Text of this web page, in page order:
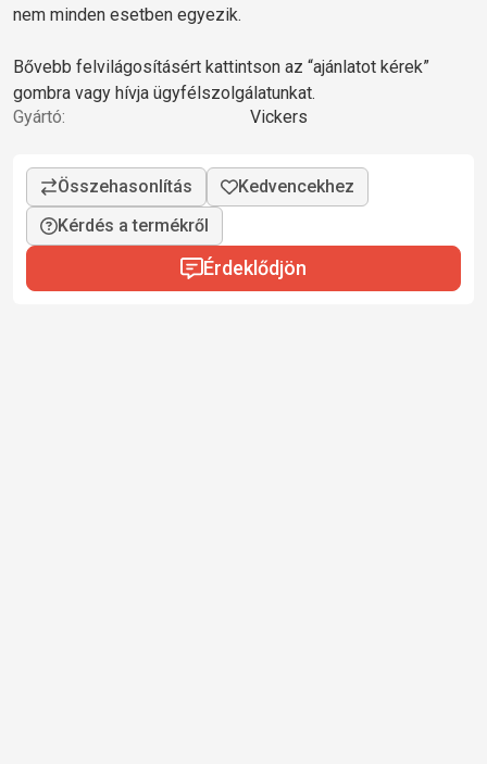
nem minden esetben egyezik.
Bővebb felvilágosításért kattintson az “ajánlatot kérek”
gombra vagy hívja ügyfélszolgálatunkat.
Gyártó:
Vickers
Kérdés a termékről
Érdeklődjön